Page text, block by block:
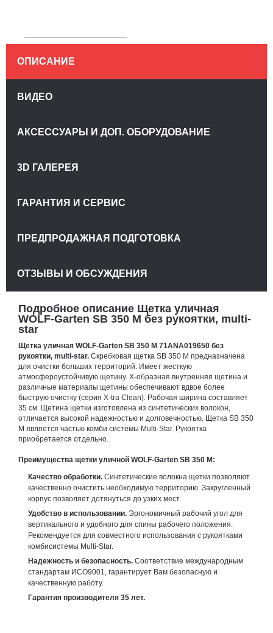
Подробное описание Щетка уличная
WOLF-Garten SB 350 M без рукоятки, multi-
star
Щетка уличная WOLF-Garten SB 350 M 71ANA019650 без
рукоятки, multi-star. Скребковая щетка SB 350 M предназначена
для очистки больших территорий. Имеет жесткую
атмосфероустойчивую щетину. Х-образная внутренняя щетина и
различные материалы щетины обеспечивают вдвое более
быструю очистку (серия X-tra Clean). Рабочая ширина составляет
35 см. Щетина щетки изготовлена из синтетических волокон,
отличается высокой надежностью и долговечностью. Щетка SB 350
M является частью комби системы Multi-Star. Рукоятка
приобретается отдельно.
Преимущества щетки уличной WOLF-Garten SB 350 M:
Качество обработки. Синтетические волокна щетки позволяют
качественно очистить необходимую территорию. Закругленный
корпус позволяет дотянуться до узких мест.
Удобство в использовании. Эргономичный рабочий угол для
вертикального и удобного для спины рабочего положения.
Рекомендуется для совместного использования с рукоятками
комбисистемы Multi-Star.
Надежность и безопасность. Соответствие международным
стандартам ИСО9001, гарантирует Вам безопасную и
качественную работу.
Гарантия производителя 35 лет.
ОПИСАНИЕ
ВИДЕО
АКСЕССУАРЫ И ДОП. ОБОРУДОВАНИЕ
3D ГАЛЕРЕЯ
ГАРАНТИЯ И СЕРВИС
ПРЕДПРОДАЖНАЯ ПОДГОТОВКА
ОТЗЫВЫ И ОБСУЖДЕНИЯ